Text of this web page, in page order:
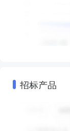
招标产品